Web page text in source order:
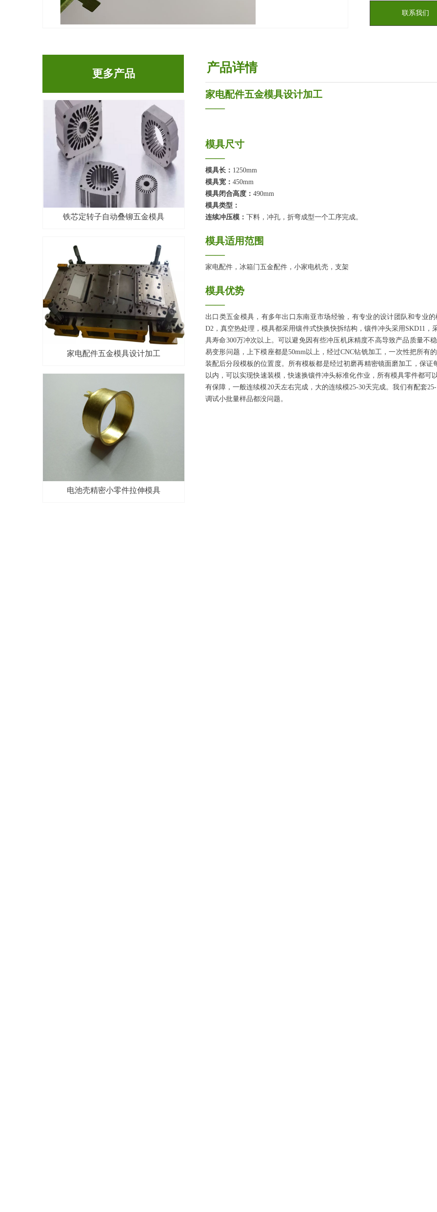
家电配件五金模具设计加工
——
模具尺寸
——
模具长： 1250mm
模具宽： 450mm
模具闭合高度： 490mm
模具类型：
连续冲压模： 下料，冲孔，折弯成型一个工序完成。
模具适用范围
——
家电配件，冰箱门五金配件，小家电机壳，支架
模具优势
——
出口类五金模具，有多年出口东南亚市场经验，有专业的设计团队和专业
D2，真空热处理，模具都采用镶件式快换快拆结构，镶件冲头采用SKD11
具寿命300万冲次以上。可以避免因有些冲压机床精度不高导致产品质量不
易变形问题，上下模座都是50mm以上，经过CNC钻铣加工，一次性把所有
装配后分段模板的位置度。所有模板都是经过初磨再精密镜面磨加工，保证
以内，可以实现快速装模，快速换镶件冲头标准化作业，所有模具零件都
有保障，一般连续模20天左右完成，大的连续模25-30天完成。我们有配套
调试小批量样品都没问题。
联系我们
产品详情
更多产品
铁芯定转子自动叠铆五金模具
家电配件五金模具设计加工
电池壳精密小零件拉伸模具